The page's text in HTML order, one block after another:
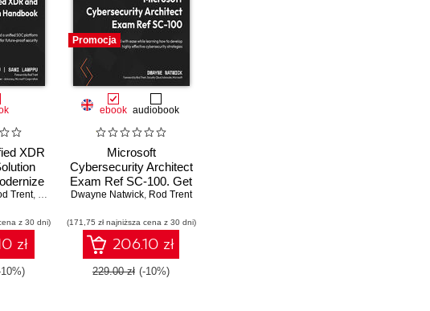
XDR
SOC
Trent, Sami Lamppu
z 30 dni)
zł
Promocja
ebook audiobook
Microsoft
Cybersecurity Architect
Exam Ref SC-100. Get
certified with ease while
highly effective
cybersecurity
strategies
Dwayne Natwick, Rod Trent
(171,75 zł najniższa cena z 30 dni)
206.10 zł
229.00 zł (-10%)